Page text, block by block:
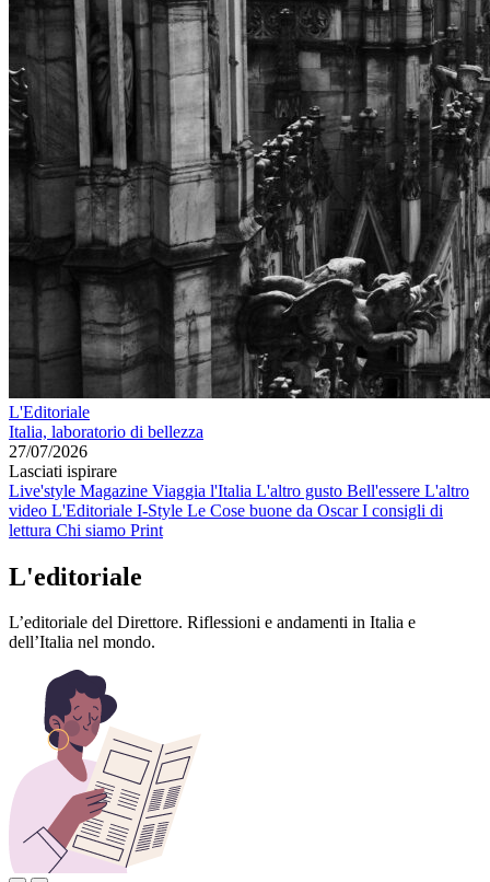
L'Editoriale
Italia, laboratorio di bellezza
27/07/2026
Lasciati ispirare
Live'style Magazine Viaggia l'Italia L'altro gusto Bell'essere L'altro
video L'Editoriale I-Style Le Cose buone da OscarI consigli di
lettura Chi siamo Print
L'editoriale
L’editoriale del Direttore. Riflessioni e andamenti in Italia e
dell’Italia nel mondo.